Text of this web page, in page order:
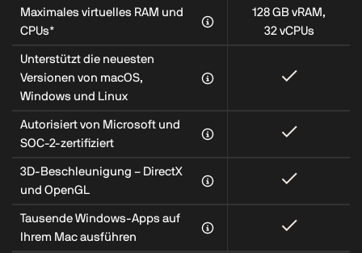
Maximales virtuelles RAM und
CPUs*
128 GB vRAM,
32 vCPUs
Unterstützt die neuesten
Versionen von macOS,
Windows und Linux
Autorisiert von Microsoft und
SOC-2-zertifiziert
3D‑Beschleunigung – DirectX
und OpenGL
Tausende Windows‑Apps auf
Ihrem Mac ausführen